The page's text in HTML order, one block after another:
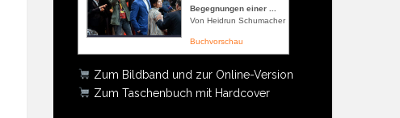
Begegnungen einer ...
Von Heidrun Schumacher
Buchvorschau
Zum Bildband und zur Online-Version
Zum Taschenbuch mit Hardcover